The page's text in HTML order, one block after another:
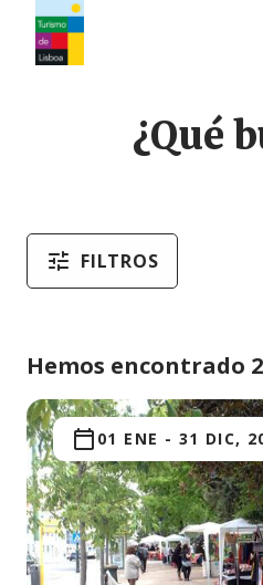
¿Qué
FILTROS
Hemos encontrado
01 ENE - 31 DIC,